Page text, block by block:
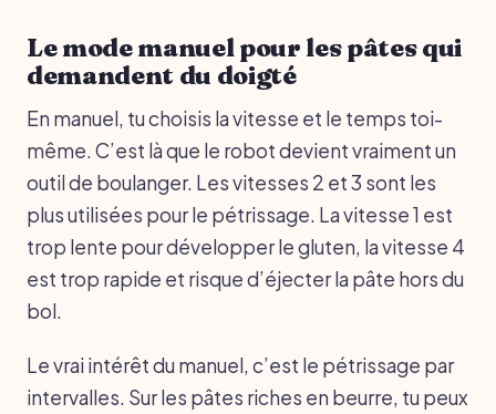
Le mode manuel pour les pâtes qui
demandent du doigté
En manuel, tu choisis la vitesse et le temps toi-
même. C’est là que le robot devient vraiment un
outil de boulanger. Les vitesses 2 et 3 sont les
plus utilisées pour le pétrissage. La vitesse 1 est
trop lente pour développer le gluten, la vitesse 4
est trop rapide et risque d’éjecter la pâte hors du
bol.
Le vrai intérêt du manuel, c’est le pétrissage par
intervalles. Sur les pâtes riches en beurre, tu peux